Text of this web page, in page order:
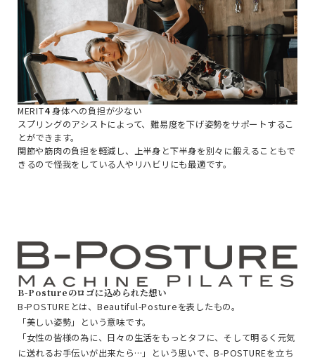
MERIT4 身体への負担が少ない
スプリングのアシストによって、難易度を下げ姿勢をサポートするこ
とができます。
関節や筋肉の負担を軽減し、上半身と下半身を別々に鍛えることもで
きるので怪我をしている人やリハビリにも最適です。
B-Postureのロゴに込められた想い
B-POSTUREとは、Beautiful-Postureを表したもの。
「美しい姿勢」という意味です。
「女性の皆様の為に、日々の生活をもっとタフに、そして明るく元気
に送れるお手伝いが出来たら…」という思いで、B-POSTUREを立ち